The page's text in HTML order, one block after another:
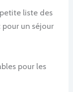
liste des
pour un séjour
pour les